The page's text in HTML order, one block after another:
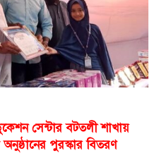
সেন্টার বটতলী শাখায়
অনুষ্ঠানের পুরস্কার বিতরণ